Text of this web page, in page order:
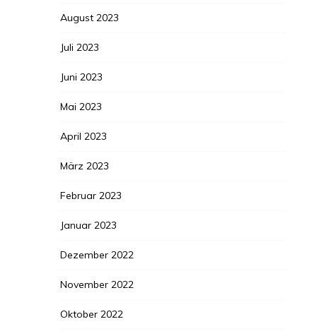
August 2023
Juli 2023
Juni 2023
Mai 2023
April 2023
März 2023
Februar 2023
Januar 2023
Dezember 2022
November 2022
Oktober 2022